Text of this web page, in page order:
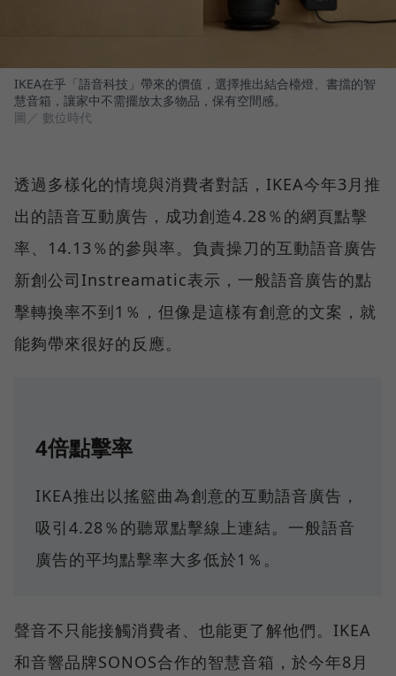
IKEA在乎「語音科技」帶來的價值，選擇推出結合檯燈、書擋的智
慧音箱，讓家中不需擺放太多物品，保有空間感。
圖／ 數位時代
透過多樣化的情境與消費者對話，IKEA今年3月推
出的語音互動廣告，成功創造4.28％的網頁點擊
率、14.13％的參與率。負責操刀的互動語音廣告
新創公司Instreamatic表示，一般語音廣告的點
擊轉換率不到1％，但像是這樣有創意的文案，就
能夠帶來很好的反應。
4倍點擊率
IKEA推出以搖籃曲為創意的互動語音廣告，
吸引4.28％的聽眾點擊線上連結。一般語音
廣告的平均點擊率大多低於1％。
聲音不只能接觸消費者、也能更了解他們。IKEA
和音響品牌SONOS合作的智慧音箱，於今年8月